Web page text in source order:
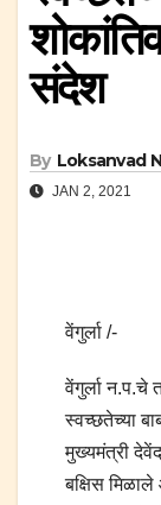
संदेश
By Loksanvad
JAN 2, 2021
वेंगुर्ला /-
वेंगुर्ला न.प.चे
स्वच्छतेच्या
मुख्यमंत्री
बक्षिस